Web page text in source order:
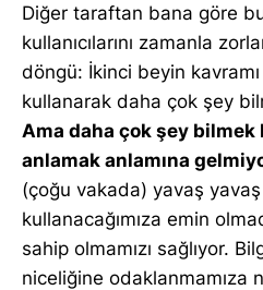
Diğer taraftan bana göre
kullanıcılarını zamanla
döngü: İkinci beyin
kullanarak daha çok şey
Ama daha çok şey bilmek
anlamak anlamına
(çoğu vakada) yavaş
kullanacağımıza emin
sahip olmamızı sağlıyor.
niceliğine odaklanmamıza